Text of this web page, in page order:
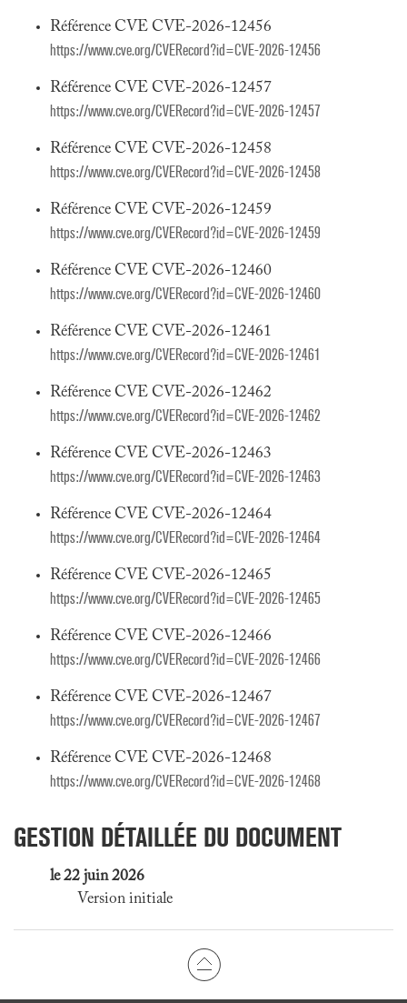
Référence CVE CVE-2026-12456
https://www.cve.org/CVERecord?id=CVE-2026-12456
Référence CVE CVE-2026-12457
https://www.cve.org/CVERecord?id=CVE-2026-12457
Référence CVE CVE-2026-12458
https://www.cve.org/CVERecord?id=CVE-2026-12458
Référence CVE CVE-2026-12459
https://www.cve.org/CVERecord?id=CVE-2026-12459
Référence CVE CVE-2026-12460
https://www.cve.org/CVERecord?id=CVE-2026-12460
Référence CVE CVE-2026-12461
https://www.cve.org/CVERecord?id=CVE-2026-12461
Référence CVE CVE-2026-12462
https://www.cve.org/CVERecord?id=CVE-2026-12462
Référence CVE CVE-2026-12463
https://www.cve.org/CVERecord?id=CVE-2026-12463
Référence CVE CVE-2026-12464
https://www.cve.org/CVERecord?id=CVE-2026-12464
Référence CVE CVE-2026-12465
https://www.cve.org/CVERecord?id=CVE-2026-12465
Référence CVE CVE-2026-12466
https://www.cve.org/CVERecord?id=CVE-2026-12466
Référence CVE CVE-2026-12467
https://www.cve.org/CVERecord?id=CVE-2026-12467
Référence CVE CVE-2026-12468
https://www.cve.org/CVERecord?id=CVE-2026-12468
GESTION DÉTAILLÉE DU DOCUMENT
le 22 juin 2026
Version initiale